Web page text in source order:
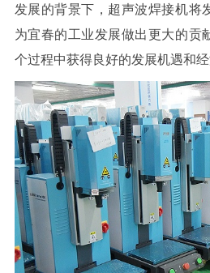
发展的背景下，超声波焊接机将
为宜春的工业发展做出更大的贡
个过程中获得良好的发展机遇和经